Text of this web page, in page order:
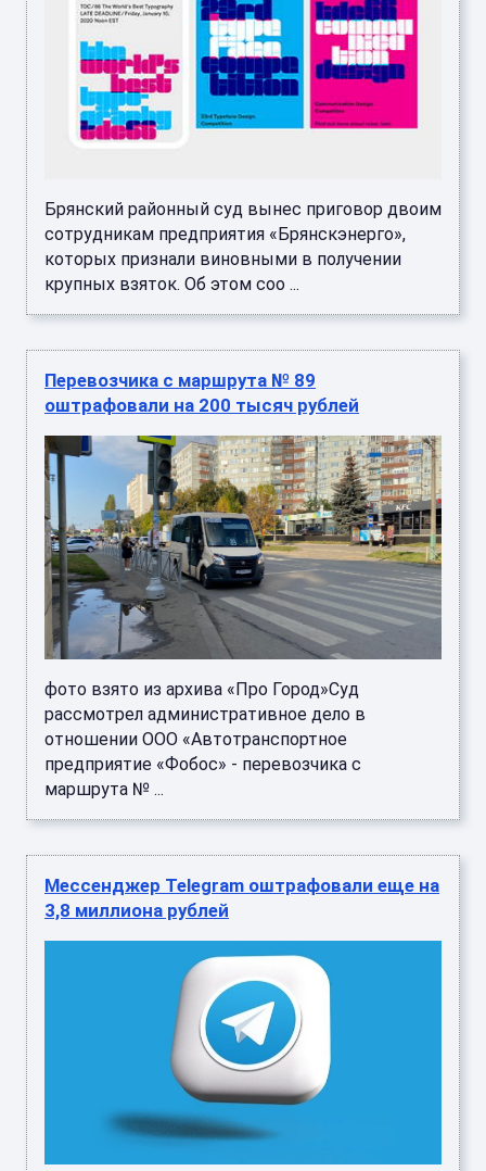
Брянский районный суд вынес приговор двоим
сотрудникам предприятия «Брянскэнерго»,
которых признали виновными в получении
крупных взяток. Об этом соо ...
Перевозчика с маршрута № 89
оштрафовали на 200 тысяч рублей
фото взято из архива «Про Город»Суд
рассмотрел административное дело в
отношении ООО «Автотранспортное
предприятие «Фобос» - перевозчика с
маршрута № ...
Мессенджер Telegram оштрафовали еще на
3,8 миллиона рублей